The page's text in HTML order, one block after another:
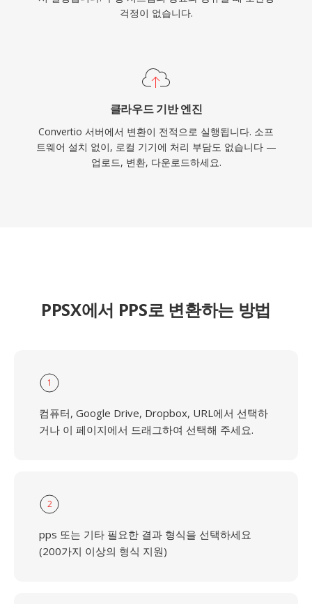
걱정이 없습니다.
클라우드 기반 엔진
Convertio 서버에서 변환이 전적으로 실행됩니다. 소프
트웨어 설치 없이, 로컬 기기에 처리 부담도 없습니다 —
업로드, 변환, 다운로드하세요.
PPSX에서 PPS로 변환하는 방법
1
컴퓨터, Google Drive, Dropbox, URL에서 선택하
거나 이 페이지에서 드래그하여 선택해 주세요.
2
pps 또는 기타 필요한 결과 형식을 선택하세요
(200가지 이상의 형식 지원)